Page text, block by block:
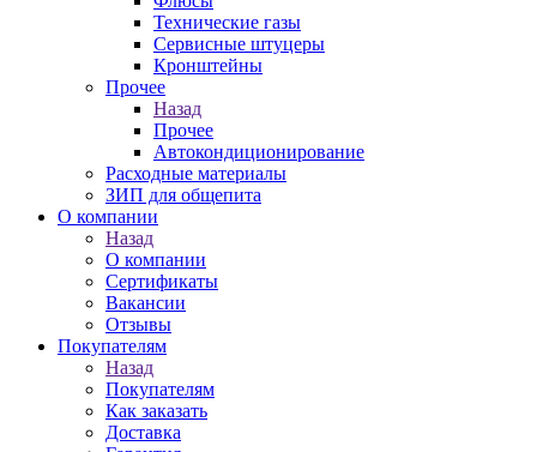
Технические газы
Сервисные штуцеры
Кронштейны
Прочее
Назад
Прочее
Автокондиционирование
Расходные материалы
ЗИП для общепита
О компании
Назад
О компании
Сертификаты
Вакансии
Отзывы
Покупателям
Назад
Покупателям
Как заказать
Доставка